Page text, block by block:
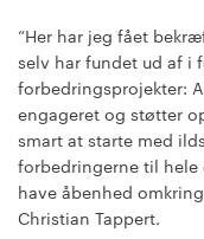
“Her har jeg fået
selv har fundet ud af i
forbedringsprojekter:
engageret og støtter
smart at starte med
forbedringerne til
have åbenhed
Christian Tappert.